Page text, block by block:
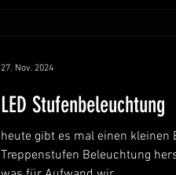
LED Stufenbeleuchtung
heute gibt es mal einen kleinen
Treppenstufen Beleuchtung
27. Nov. 2024